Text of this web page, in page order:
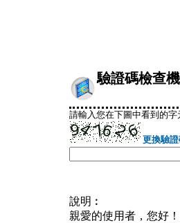
驗證碼檢查
請輸入您在下圖中看到的
更換驗
說明︰
親愛的使用者，您好